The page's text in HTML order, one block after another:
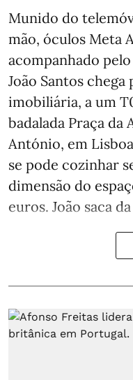
Munido do
mão, óculos Meta
acompanhado
João Santos
imobiliária, a um
badalada Praça da
António, em
se pode cozinhar
dimensão do
euros. João saca